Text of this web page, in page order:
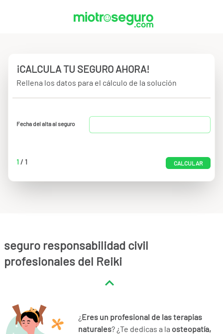
seguro responsabilidad civil
profesionales del Reiki
¿Eres un profesional de las terapias
naturales? ¿Te dedicas a la osteopatía,
¡CALCULA TU SEGURO AHORA!
Rellena los datos para el cálculo de la solución
Fecha del alta al seguro
1/ 1 CALCULAR